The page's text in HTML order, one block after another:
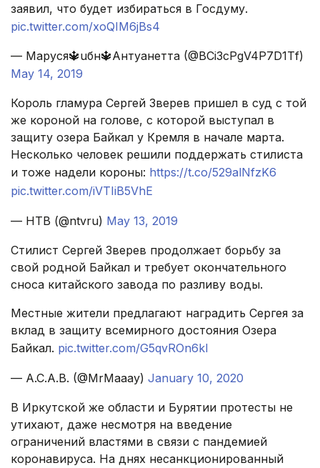
заявил, что будет избираться в Госдуму.
pic.twitter.com/xoQIM6jBs4
— Мapycя🔱uбн🔱Aнтyaнeттa (@BCi3cPgV4P7D1Tf)
May 14, 2019
Король гламура Сергей Зверев пришел в суд с той
же короной на голове, с которой выступал в
защиту озера Байкал у Кремля в начале марта.
Несколько человек решили поддержать стилиста
и тоже надели короны: https://t.co/529alNfzK6
pic.twitter.com/iVTIiB5VhE
— НТВ (@ntvru) May 13, 2019
Стилист Сергей Зверев продолжает борьбу за
свой родной Байкал и требует окончательного
сноса китайского завода по разливу воды.
Местные жители предлагают наградить Сергея за
вклад в защиту всемирного достояния Озера
Байкал. pic.twitter.com/G5qvROn6kl
— A.C.A.B. (@MrMaaay) January 10, 2020
В Иркутской же области и Бурятии протесты не
утихают, даже несмотря на введение
ограничений властями в связи с пандемией
коронавируса. На днях несанкционированный